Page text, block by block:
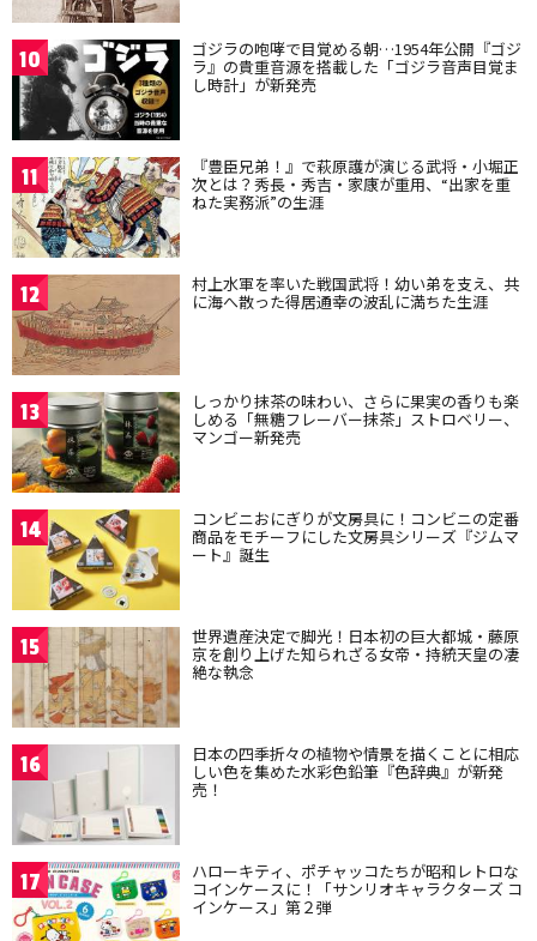
10 ゴジラの咆哮で目覚める朝…1954年公開『ゴジ
ラ』の貴重音源を搭載した「ゴジラ音声目覚ま
し時計」が新発売
11 『豊臣兄弟！』で萩原護が演じる武将・小堀正
次とは？秀長・秀吉・家康が重用、“出家を重
ねた実務派”の生涯
12 村上水軍を率いた戦国武将！幼い弟を支え、共
に海へ散った得居通幸の波乱に満ちた生涯
13 しっかり抹茶の味わい、さらに果実の香りも楽
しめる「無糖フレーバー抹茶」ストロベリー、
マンゴー新発売
14 コンビニおにぎりが文房具に！コンビニの定番
商品をモチーフにした文房具シリーズ『ジムマ
ート』誕生
15 世界遺産決定で脚光！日本初の巨大都城・藤原
京を創り上げた知られざる女帝・持統天皇の凄
絶な執念
16 日本の四季折々の植物や情景を描くことに相応
しい色を集めた水彩色鉛筆『色辞典』が新発
売！
17 ハローキティ、ポチャッコたちが昭和レトロな
コインケースに！「サンリオキャラクターズ コ
インケース」第２弾